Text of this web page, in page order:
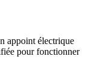
appoint électrique
pour fonctionner